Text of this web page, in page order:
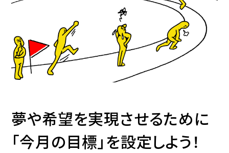
夢や希望を実現させるために
「今月の目標」を設定しよう！